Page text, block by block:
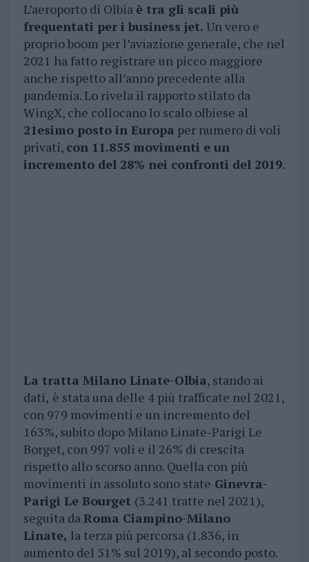
L’aeroporto di Olbia è tra gli scali più
frequentati per i business jet. Un vero e
proprio boom per l’aviazione generale, che nel
2021 ha fatto registrare un picco maggiore
anche rispetto all’anno precedente alla
pandemia. Lo rivela il rapporto stilato da
WingX, che collocano lo scalo olbiese al
21esimo posto in Europa per numero di voli
privati, con 11.855 movimenti e un
incremento del 28% nei confronti del 2019.
La tratta Milano Linate-Olbia, stando ai
dati, è stata una delle 4 più trafficate nel 2021,
con 979 movimenti e un incremento del
163%, subito dopo Milano Linate-Parigi Le
Borget, con 997 voli e il 26% di crescita
rispetto allo scorso anno. Quella con più
movimenti in assoluto sono state Ginevra-
Parigi Le Bourget (3.241 tratte nel 2021),
seguita daRoma Ciampino-Milano
Linate, la terza più percorsa (1.836, in
aumento del 51% sul 2019), al secondo posto.